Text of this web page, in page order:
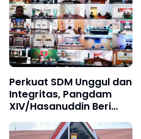
Perkuat SDM Unggul dan
Integritas, Pangdam
XIV/Hasanuddin Beri
Arahan kepada Jajaran